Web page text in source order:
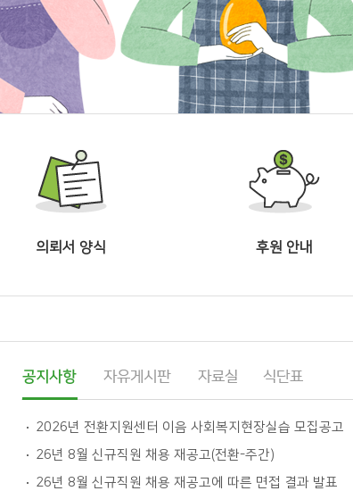
의뢰서 양식 후원 안내
2026년 전환지원센터 이음 사회복지현장실습 모집공고
26년 8월 신규직원 채용 재공고(전환-주간)
26년 8월 신규직원 채용 재공고에 따른 면접 결과 발표